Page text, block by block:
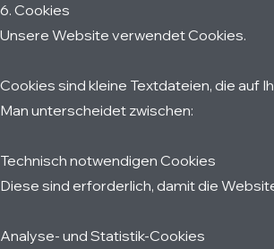
6. Cookies
Unsere Website verwendet Cookies.
Cookies sind kleine Textdateien, die
Man unterscheidet zwischen:
Technisch notwendigen Cookies
Diese sind erforderlich, damit die
Analyse- und Statistik-Cookies